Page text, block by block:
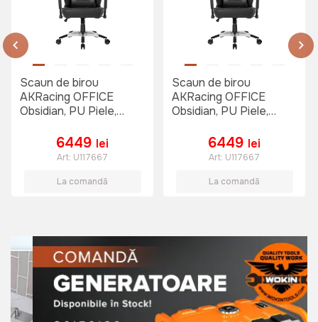
Scaun de birou
AKRacing OFFICE
Obsidian, PU Piele,
6449 lei
Art: U117667
La comandă
Scaun de birou
AKRacing OFFICE
Obsidian, PU Piele,
6449 lei
Art: U117667
La comandă